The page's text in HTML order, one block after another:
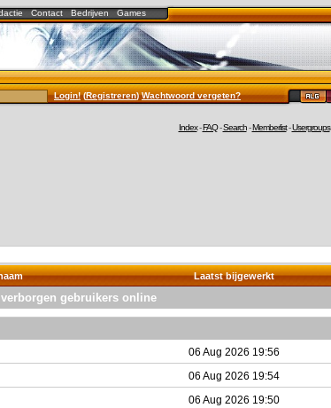
Contact Bedrijven Games
Login!(Registreren)Wachtwoord vergeten?
Index-FAQ-Search-Memberlist-Usergroups
Laatst bijgewerkt
gebruikers online
06 Aug 2026 19:56
06 Aug 2026 19:54
06 Aug 2026 19:50